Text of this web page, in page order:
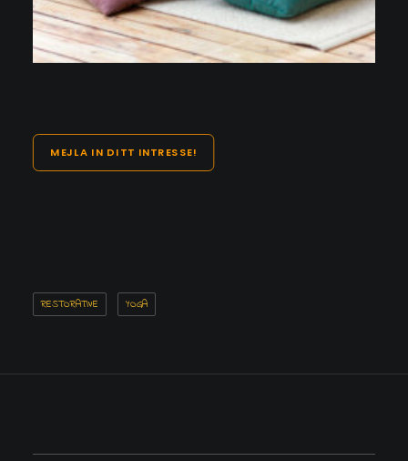
MEJLA IN DITT INTRESSE!
RESTORATIVE YOGA